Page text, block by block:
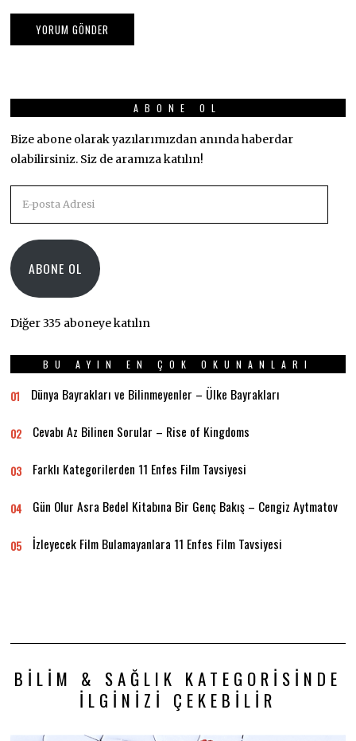
ABONE OL
Bize abone olarak yazılarımızdan anında haberdar
olabilirsiniz. Siz de aramıza katılın!
posta
ABONE OL
Diğer 335 aboneye katılın
BU AYIN EN ÇOK OKUNANLARI
01 Dünya Bayrakları ve Bilinmeyenler – Ülke Bayrakları
02 Cevabı Az Bilinen Sorular – Rise of Kingdoms
03 Farklı Kategorilerden 11 Enfes Film Tavsiyesi
04 Gün Olur Asra Bedel Kitabına Bir Genç Bakış – Cengiz Aytmatov
05 İzleyecek Film Bulamayanlara 11 Enfes Film Tavsiyesi
BILIM & SAĞLIK KATEGORISINDE
İLGINIZI ÇEKEBILIR